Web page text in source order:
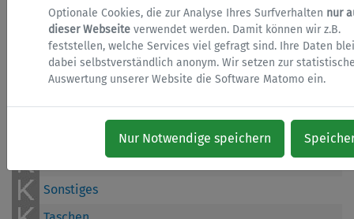
Optionale Cookies, die zur Analyse Ihres Surfverhalten nur
dieser Webseite verwendet werden. Damit können wir z.B.
feststellen, welche Services viel gefragt sind. Ihre Daten
dabei selbstverständlich anonym. Wir setzen zur
Auswertung unserer Website die Software Matomo ein.
Nur Notwendige speichern
Kfz
Kleidung
Medien
Schirm
Sonstiges